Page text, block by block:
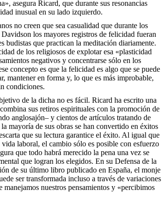
asegura Ricard, que durante sus resonancias
inusual en su lado izquierdo.
no creen que sea casualidad que durante los
los mayores registros de felicidad fueran
budistas que practican la meditación diariamente.
de los religiosos de explotar esa «plasticidad
negativos y concentrarse sólo en los
concepto es que la felicidad es algo que se puede
mantener en forma y, lo que es más improbable,
condiciones.
de la dicha no es fácil. Ricard ha escrito una
sus retiros espirituales con la promoción de
anglosajón– y cientos de artículos tratando de
mayoría de sus obras se han convertido en éxitos
que su lectura garantice el éxito. Al igual que
laboral, el cambio sólo es posible con esfuerzo
que todo habrá merecido la pena una vez se
que logran los elegidos. En su Defensa de la
de su último libro publicado en España, el monje
ser transformada incluso a través de variaciones
manejamos nuestros pensamientos y «percibimos